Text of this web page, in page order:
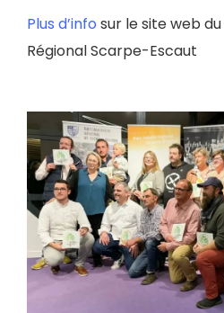
Plus d’info sur le site web
Régional Scarpe-Escaut